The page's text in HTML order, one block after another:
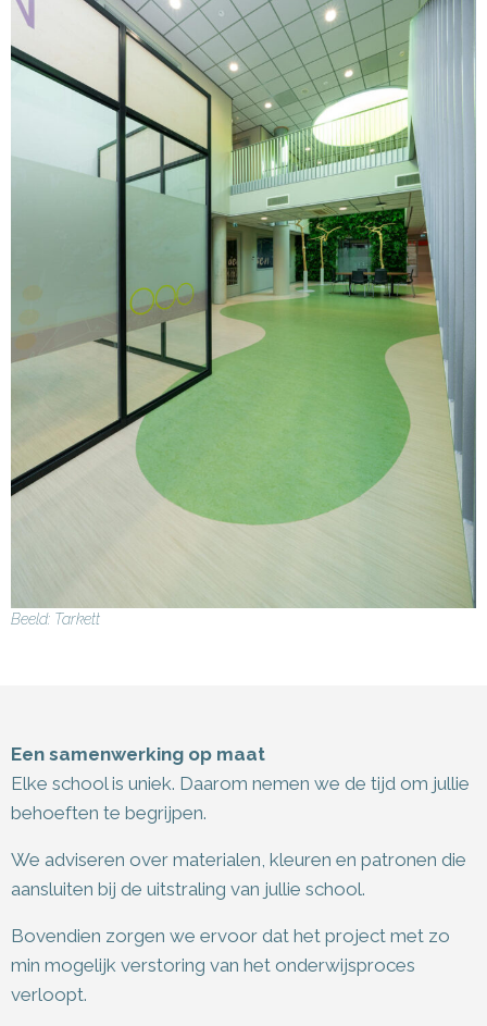
Beeld: Tarkett
Een samenwerking op maat
Elke school is uniek. Daarom nemen we de tijd om jullie
behoeften te begrijpen.
We adviseren over materialen, kleuren en patronen die
aansluiten bij de uitstraling van jullie school.
Bovendien zorgen we ervoor dat het project met zo
min mogelijk verstoring van het onderwijsproces
verloopt.